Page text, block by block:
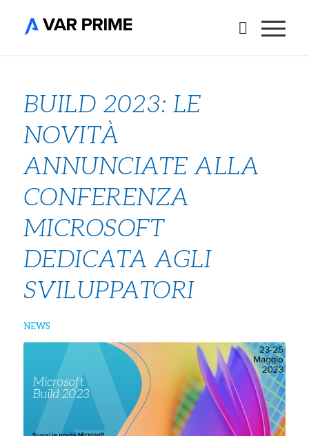
BUILD 2023: LE
NOVITÀ
ANNUNCIATE ALLA
CONFERENZA
MICROSOFT
DEDICATA AGLI
SVILUPPATORI
NEWS